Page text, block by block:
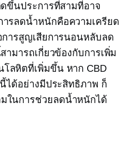
ดขึ้นประการที่สามที่อาจ
ารลดน้ำหนักคือความเครียด
การสูญเสียการนอนหลับลด
ามารถเกี่ยวข้องกับการเพิ่ม
ลหิตที่เพิ่มขึ้น หาก CBD
ได้อย่างมีประสิทธิภาพ ก็
ในการช่วยลดน้ำหนักได้